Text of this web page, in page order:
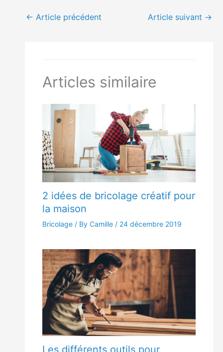
← Article précédent Article suivant →
Articles similaire
2 idées de bricolage créatif pour
la maison
Bricolage / By Camille / 24 décembre 2019